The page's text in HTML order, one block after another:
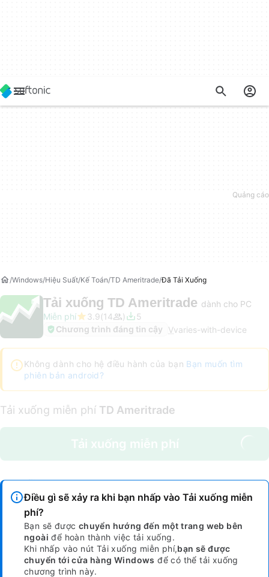
Windows Hiệu Suất Kế Toán TD Ameritrade Đã Tải Xuống
Tải xuống TD Ameritrade dành cho PC
Miễn phí
3.9 14
5
Chương trình đáng tin cậy
Vvaries-with-device
Không dành cho hệ điều hành của bạn Bạn muốn tìm
phiên bản android?
Tải xuống miễn phí TD Ameritrade
Tải xuống miễn phí
Điều gì sẽ xảy ra khi bạn nhấp vào Tải xuống miễn
phí?
Bạn sẽ được chuyển hướng đến một trang web bên
ngoài để hoàn thành việc tải xuống.
Khi nhấp vào nút Tải xuống miễn phí,bạn sẽ được
chuyển tới cửa hàng Windows để có thể tải xuống
chương trình này.